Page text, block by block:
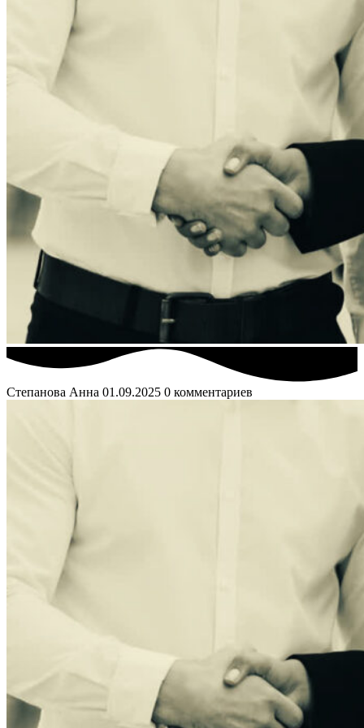
Степанова Анна 01.09.2025 0 комментариев